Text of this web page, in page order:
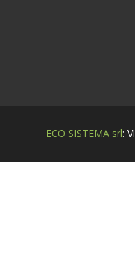
ECO SISTEMA srl: